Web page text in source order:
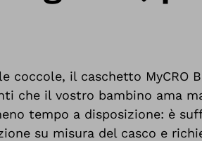
coccole, il caschetto MyCRO
che il vostro bambino ama
tempo a disposizione: è
su misura del casco e